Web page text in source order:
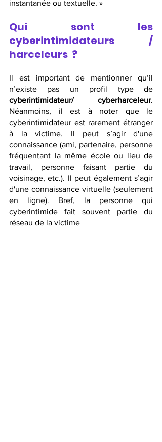
instantanée ou textuelle. »
Qui sont les
cyberintimidateurs /
harceleurs  ?
Il est important de mentionner qu’il
cyberintimidateur/ cyberharceleur.
Néanmoins, il est à noter que le
cyberintimidateur est rarement étranger
à la victime. Il peut s’agir d'une
connaissance (ami, partenaire, personne
fréquentant la même école ou lieu de
travail, personne faisant partie du
voisinage, etc.). Il peut également s’agir
d'une connaissance virtuelle (seulement
en ligne). Bref, la personne qui
cyberintimide fait souvent partie du
réseau de la victime